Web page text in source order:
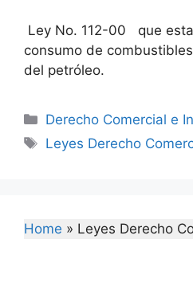
Ley No. 112-00 que
consumo de
del petróleo.
Categories
Derecho Comercial e
Tags
Leyes Derecho
Home » Leyes Derecho